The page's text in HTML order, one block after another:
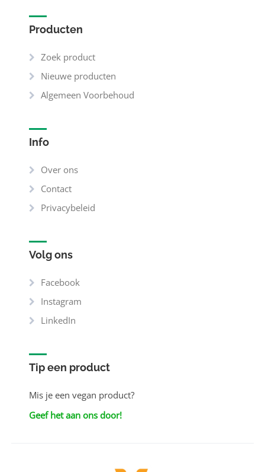
Producten
Zoek product
Nieuwe producten
Algemeen Voorbehoud
Info
Over ons
Contact
Privacybeleid
Volg ons
Facebook
Instagram
LinkedIn
Tip een product
Mis je een vegan product?
Geef het aan ons door!